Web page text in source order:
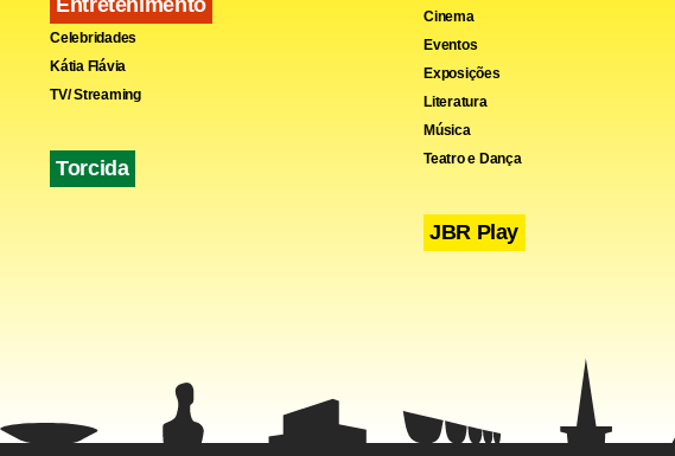
Facebook
WhatsApp
Entretenimento
Celebridades
Kátia Flávia
TV/ Streaming
Torcida
Cinema
Eventos
Exposições
Literatura
Música
Teatro e Dança
JBR Play